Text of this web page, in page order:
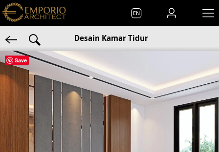
EN
Desain Kamar Tidur
Save